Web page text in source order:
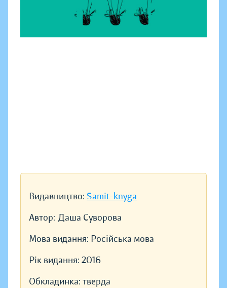
Видавництво: Samit-knyga
Автор: Даша Суворова
Мова видання: Російська мова
Рік видання: 2016
Обкладинка: тверда